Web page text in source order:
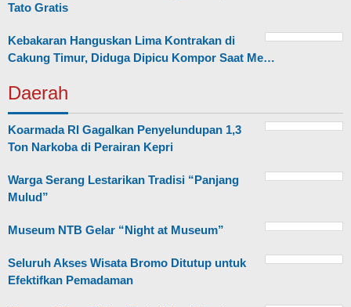
Tato Gratis
Kebakaran Hanguskan Lima Kontrakan di
Cakung Timur, Diduga Dipicu Kompor Saat Me…
Daerah
Koarmada RI Gagalkan Penyelundupan 1,3
Ton Narkoba di Perairan Kepri
Warga Serang Lestarikan Tradisi “Panjang
Mulud”
Museum NTB Gelar “Night at Museum”
Seluruh Akses Wisata Bromo Ditutup untuk
Efektifkan Pemadaman